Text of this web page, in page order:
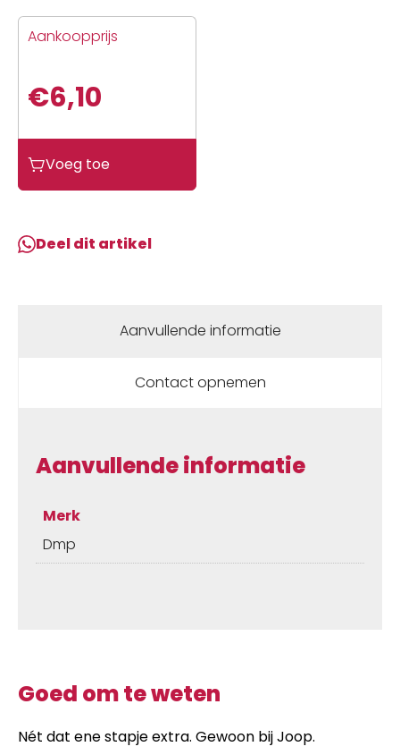
Aankoopprijs
€6,10
Gereedschap
bougiesleutel
piaggio
4t-
Voeg toe
Deel dit artikel
Aanvullende informatie
Contact opnemen
Aanvullende informatie
Merk
Dmp
Goed om te weten
Nét dat ene stapje extra. Gewoon bij Joop.